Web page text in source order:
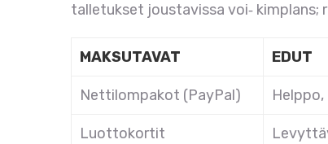
talletukset joustavissa voi‑
MAKSUTAVAT EDUT
Nettilompakot (PayPal)
Luottokortit